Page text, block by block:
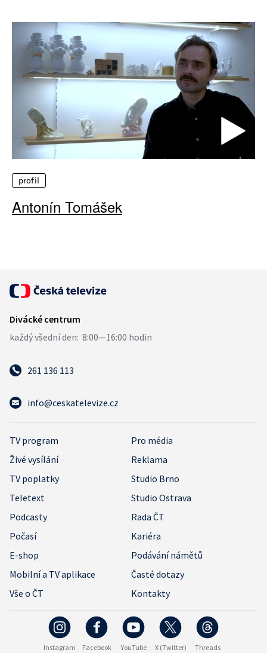
profil
Antonín Tomášek
261 136 113
info@ceskatelevize.cz
TV program
Pro média
Živé vysílání
Reklama
TV poplatky
Studio Brno
Teletext
Studio Ostrava
Podcasty
Rada ČT
Počasí
Kariéra
E-shop
Podávání námětů
Mobilní a TV aplikace
Časté dotazy
Vše o ČT
Kontakty
Instagram Facebook YouTube X (Twitter) Threads